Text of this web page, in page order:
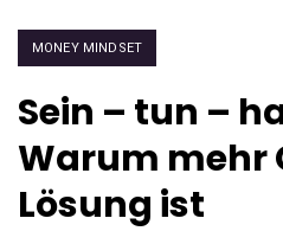
MONEY MINDSET
Sein – tun –
Warum mehr
Lösung ist